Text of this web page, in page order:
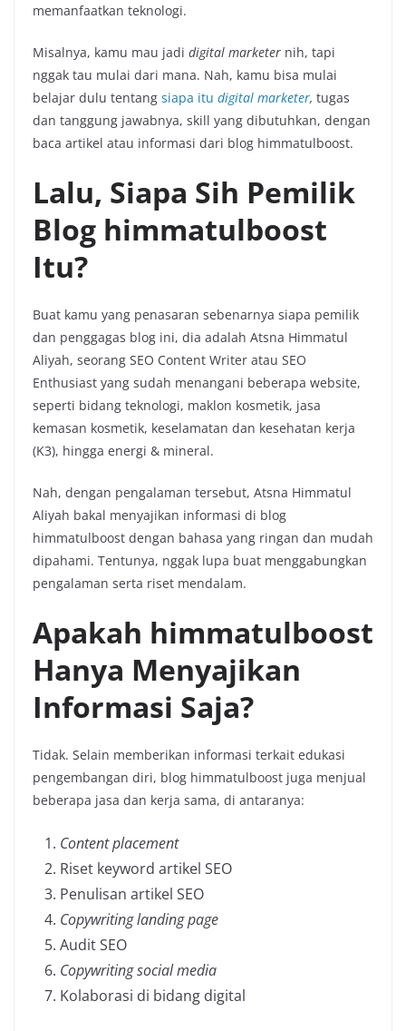
memanfaatkan teknologi.
Misalnya, kamu mau jadi digital marketer nih, tapi
nggak tau mulai dari mana. Nah, kamu bisa mulai
belajar dulu tentang siapa itu digital marketer, tugas
dan tanggung jawabnya, skill yang dibutuhkan, dengan
baca artikel atau informasi dari blog himmatulboost.
Lalu, Siapa Sih Pemilik
Blog himmatulboost
Itu?
Buat kamu yang penasaran sebenarnya siapa pemilik
dan penggagas blog ini, dia adalah Atsna Himmatul
Aliyah, seorang SEO Content Writer atau SEO
Enthusiast yang sudah menangani beberapa website,
seperti bidang teknologi, maklon kosmetik, jasa
kemasan kosmetik, keselamatan dan kesehatan kerja
(K3), hingga energi & mineral.
Nah, dengan pengalaman tersebut, Atsna Himmatul
Aliyah bakal menyajikan informasi di blog
himmatulboost dengan bahasa yang ringan dan mudah
dipahami. Tentunya, nggak lupa buat menggabungkan
pengalaman serta riset mendalam.
Apakah himmatulboost
Hanya Menyajikan
Informasi Saja?
Tidak. Selain memberikan informasi terkait edukasi
pengembangan diri, blog himmatulboost juga menjual
beberapa jasa dan kerja sama, di antaranya:
Content placement
Riset keyword artikel SEO
Penulisan artikel SEO
Copywriting landing page
Audit SEO
Copywriting social media
Kolaborasi di bidang digital